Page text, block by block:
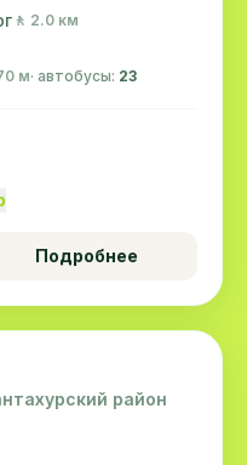
🚶 2.0 км
м· автобусы: 23
Подробнее
район